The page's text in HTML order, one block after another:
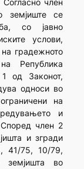
Согласно член
земјиште се
со јавно
услови,
градежното
Република
од Законот,
односи во
на
и
Според член 2
и згради
41/75, 10/79,
во